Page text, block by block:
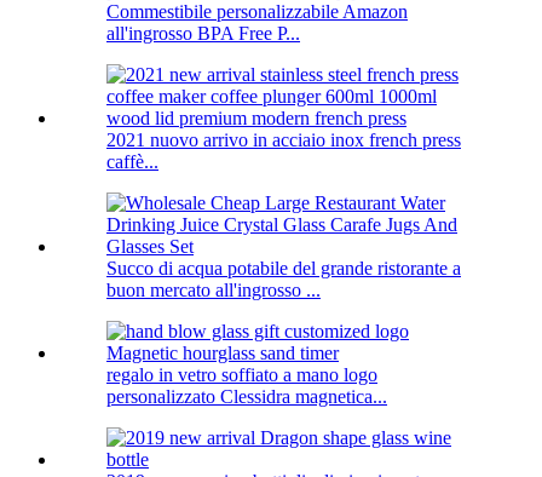
Commestibile personalizzabile Amazon
all'ingrosso BPA Free P...
2021 nuovo arrivo in acciaio inox french press
caffè...
Succo di acqua potabile del grande ristorante a
buon mercato all'ingrosso ...
regalo in vetro soffiato a mano logo
personalizzato Clessidra magnetica...